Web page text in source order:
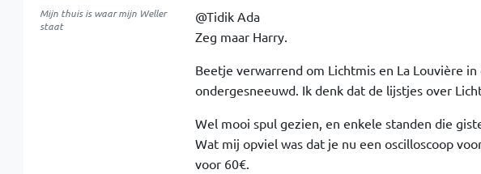
Mijn thuis is waar mijn Weller
staat
@Tidik Ada
Zeg maar Harry.
Beetje verwarrend om Lichtmis en La Louvière
ondergesneeuwd. Ik denk dat de lijstjes over
Wel mooi spul gezien, en enkele standen die
Wat mij opviel was dat je nu een oscilloscoop
voor 60€.